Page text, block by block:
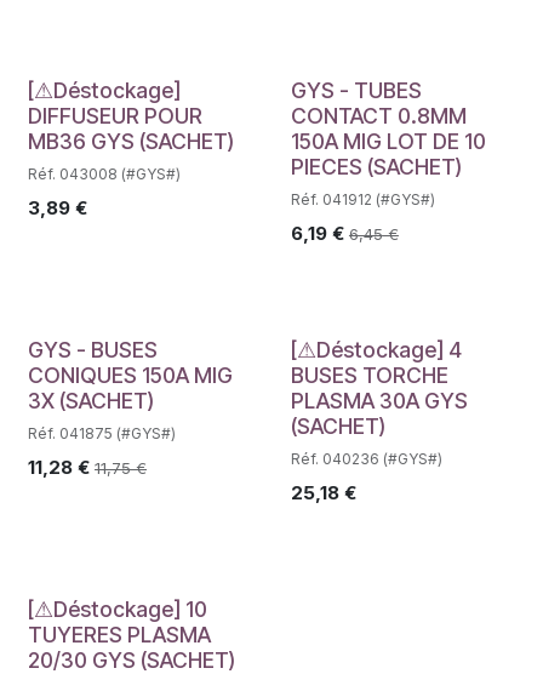
Déstockage
[⚠Déstockage]
DIFFUSEUR POUR
MB36 GYS (SACHET)
Réf. 043008 (#GYS#)
3,89 €
GYS - TUBES
CONTACT 0.8MM
150A MIG LOT DE 10
PIECES (SACHET)
Réf. 041912 (#GYS#)
6,19€ 6,45€
GYS - BUSES
CONIQUES 150A MIG
3X (SACHET)
Réf. 041875 (#GYS#)
11,28 € 11,75€
Déstockage
[⚠Déstockage] 4
BUSES TORCHE
PLASMA 30A GYS
(SACHET)
Réf. 040236 (#GYS#)
25,18€
Déstockage
[⚠Déstockage] 10
TUYERES PLASMA
20/30 GYS (SACHET)